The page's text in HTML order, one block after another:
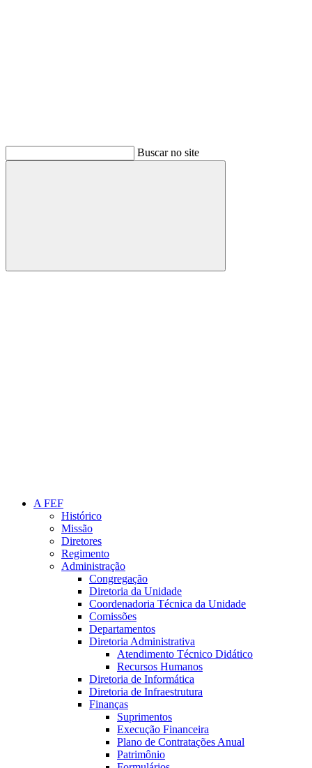
Buscar no site
Buscar
A FEF
Histórico
Missão
Diretores
Regimento
Administração
Congregação
Diretoria da Unidade
Coordenadoria Técnica da Unidade
Comissões
Departamentos
Diretoria Administrativa
Atendimento Técnico Didático
Recursos Humanos
Diretoria de Informática
Diretoria de Infraestrutura
Finanças
Suprimentos
Execução Financeira
Plano de Contratações Anual
Patrimônio